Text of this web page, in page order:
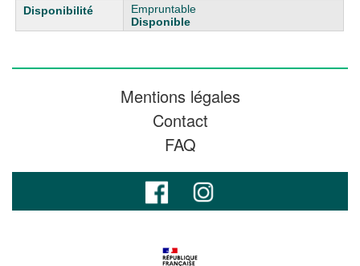
Empruntable
Disponible
Mentions légales
Contact
FAQ